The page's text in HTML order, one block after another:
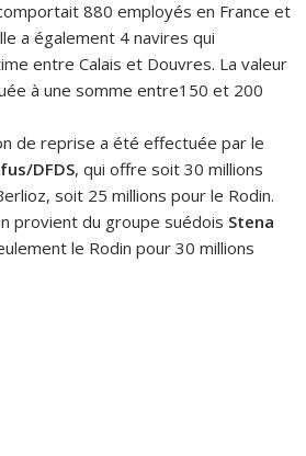
880 employés en France et
a également 4 navires qui
entre Calais et Douvres. La valeur
à une somme entre150 et 200
de reprise a été effectuée par le
DFDS, qui offre soit 30 millions
soit 25 millions pour le Rodin.
provient du groupe suédois Stena
le Rodin pour 30 millions